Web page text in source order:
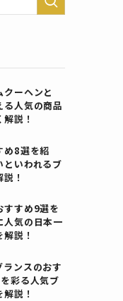
クーヘンと
る人気の商品
説！
め8選を紹
といわれるブ
！
すすめ9選を
人気の日本一
説！
ンスのおす
彩る人気ブ
説！